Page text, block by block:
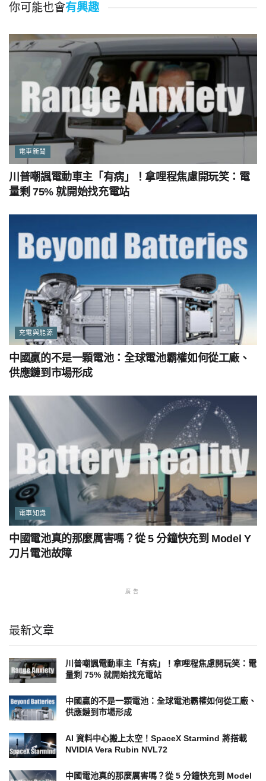
你可能也會有興趣
電車新聞
川普嘲諷電動車主「有病」！拿哩程焦慮開玩笑：電
量剩 75% 就開始找充電站
充電與能源
中國贏的不是一顆電池：全球電池霸權如何從工廠、
供應鏈到市場形成
電車知識
中國電池真的那麼厲害嗎？從 5 分鐘快充到 Model Y
刀片電池故障
廣告
最新文章
川普嘲諷電動車主「有病」！拿哩程焦慮開玩笑：電
量剩 75% 就開始找充電站
中國贏的不是一顆電池：全球電池霸權如何從工廠、
供應鏈到市場形成
AI 資料中心搬上太空！SpaceX Starmind 將搭載
NVIDIA Vera Rubin NVL72
中國電池真的那麼厲害嗎？從 5 分鐘快充到 Model